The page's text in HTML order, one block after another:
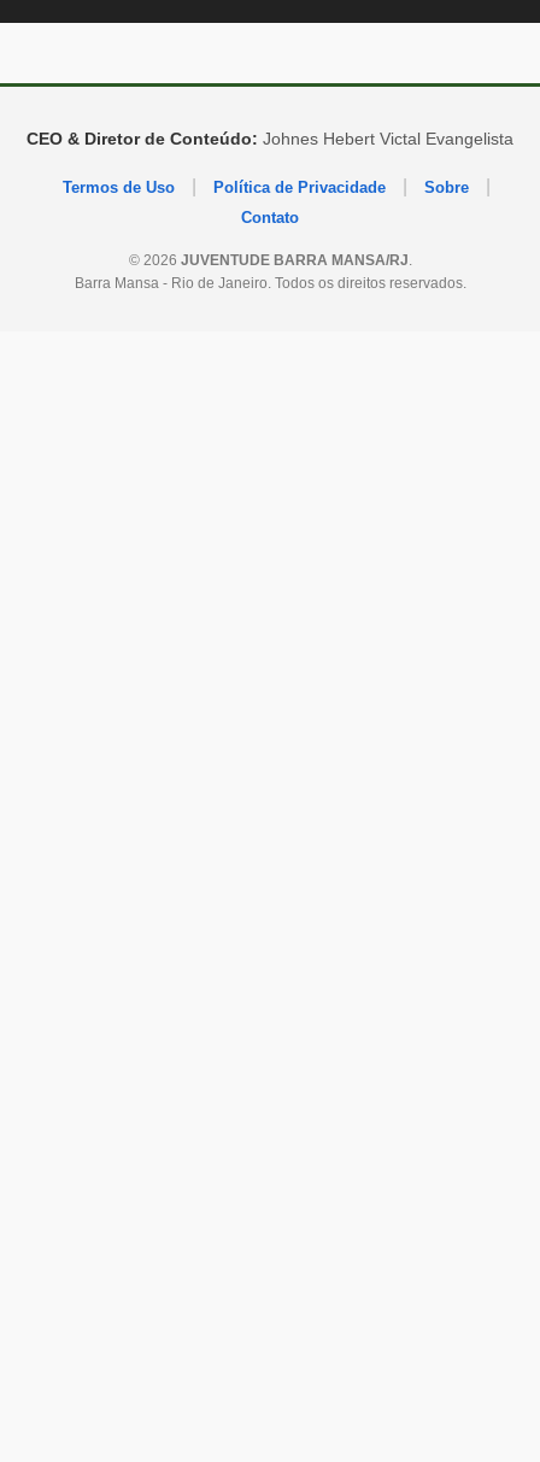
CEO & Diretor de Conteúdo: Johnes Hebert Victal Evangelista
Termos de Uso Política de Privacidade Sobre
Contato
© 2026 JUVENTUDE BARRA MANSA/RJ.
Barra Mansa - Rio de Janeiro. Todos os direitos reservados.